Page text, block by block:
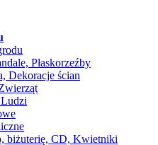
Płaskorzeźby
Dekoracje ścian
biżuterię, CD, Kwietniki